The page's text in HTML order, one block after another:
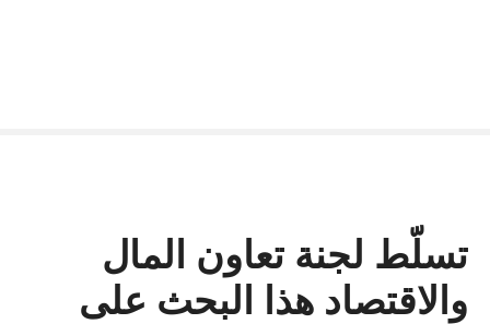
تسلّط لجنة تعاون المال
والاقتصاد هذا البحث على